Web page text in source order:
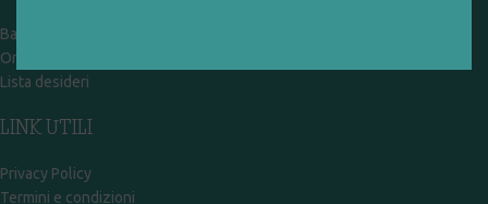
Bacheca
Ordini
Lista desideri
LINK UTILI
Privacy Policy
Termini e condizioni